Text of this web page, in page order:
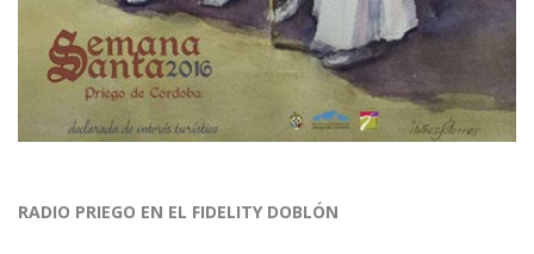
RADIO PRIEGO EN EL FIDELITY DOBLÓN